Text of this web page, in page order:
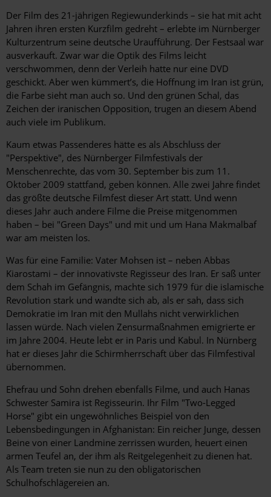
Der Film des 21-jährigen Regiewunderkinds – sie hat mit acht
Jahren ihren ersten Kurzfilm gedreht – erlebte im Nürnberger
Kulturzentrum seine deutsche Uraufführung. Der Festsaal war
ausverkauft. Zwar war die Optik des Films leicht
verschwommen, denn der Verleih hatte nur eine DVD
geschickt. Aber wen kümmert’s, die Hoffnung im Iran ist grün,
die Farbe sieht man auch so. Und den grünen Schal, das
Zeichen der iranischen Opposition, trugen an diesem Abend
auch viele im Publikum.
Kaum etwas Passenderes hätte es als Abschluss der
"Perspektive", des Nürnberger Filmfestivals der
Menschenrechte, das vom 30. September bis zum 11.
Oktober 2009 stattfand, geben können. Alle zwei Jahre findet
das größte deutsche Filmfest dieser Art statt. Und wenn
dieses Jahr auch andere Filme die Preise mitgenommen
haben – bei "Green Days" und mit und um Hana Makmalbaf
war am meisten los.
Was für eine Familie: Vater Mohsen ist – neben Abbas
Kiarostami – der innovativste Regisseur des Iran. Er saß unter
dem Schah im Gefängnis, machte sich 1979 für die islamische
Revolution stark und wandte sich ab, als er sah, dass sich
Demokratie im Iran mit den Mullahs nicht verwirklichen
lassen würde. Nach vielen Zensurmaßnahmen emigrierte er
im Jahre 2004. Heute lebt er in Paris und Kabul. In Nürnberg
hat er dieses Jahr die Schirmherrschaft über das Filmfestival
übernommen.
Ehefrau und Sohn drehen ebenfalls Filme, und auch Hanas
Schwester Samira ist Regisseurin. Ihr Film "Two-Legged
Horse" gibt ein ungewöhnliches Beispiel von den
Lebensbedingungen in Afghanistan: Ein reicher Junge, dessen
Beine von einer Landmine zerrissen wurden, heuert einen
armen Teufel an, der ihm als Reitgelegenheit zu dienen hat.
Als Team treten sie nun zu den obligatorischen
Schulhofschlägereien an.